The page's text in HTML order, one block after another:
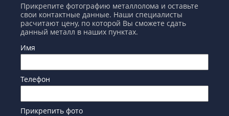
Прикрепите фотографию металлолома и оставьте
свои контактные данные. Наши специалисты
расчитают цену, по которой Вы сможете сдать
данный металл в наших пунктах.
Имя
Телефон
Прикрепить фото